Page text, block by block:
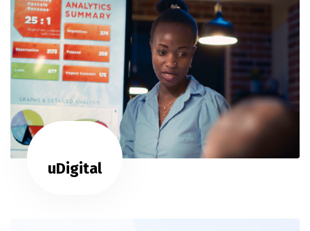
uDigital